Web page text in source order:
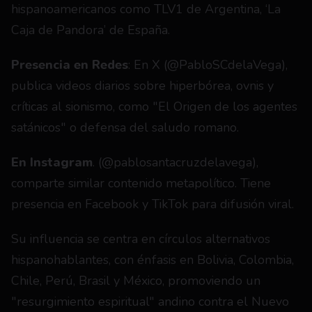
hispanoamericanos como TLV1 de Argentina, ‘La
Caja de Pandora’ de España.
Presencia en Redes: En X (@PabloSCdelaVega),
publica videos diarios sobre hiperbórea, ovnis y
críticas al sionismo, como "El Origen de los agentes
satánicos" o defensa del saludo romano.
En Instagram. (@pablosantacruzdelavega),
comparte similar contenido metapolítico. Tiene
presencia en Facebook y TikTok para difusión viral.
Su influencia se centra en círculos alternativos
hispanohablantes, con énfasis en Bolivia, Colombia,
Chile, Perú, Brasil y México, promoviendo un
"resurgimiento espiritual" andino contra el Nuevo